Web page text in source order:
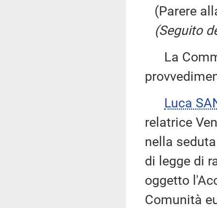
(Parere
(Seguito
La
Luca
relatrice
nella
di legge di
oggetto
Comunità